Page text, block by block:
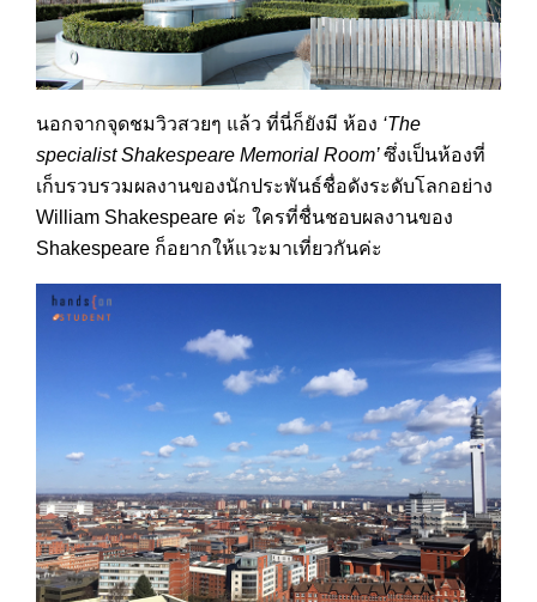
นอกจากจุดชมวิวสวยๆ แล้ว ที่นี่ก็ยังมี ห้อง ‘The
specialist Shakespeare Memorial Room’ซึ่งเป็นห้องที่
เก็บรวบรวมผลงานของนักประพันธ์ชื่อดังระดับโลกอย่าง
William Shakespeare ค่ะ ใครที่ชื่นชอบผลงานของ
Shakespeare ก็อยากให้แวะมาเที่ยวกันค่ะ